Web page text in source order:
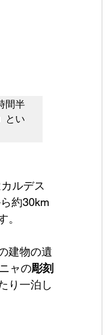
間半
とい
ルデス
約30km
。
建物の遺
ャの彫刻
り一泊し